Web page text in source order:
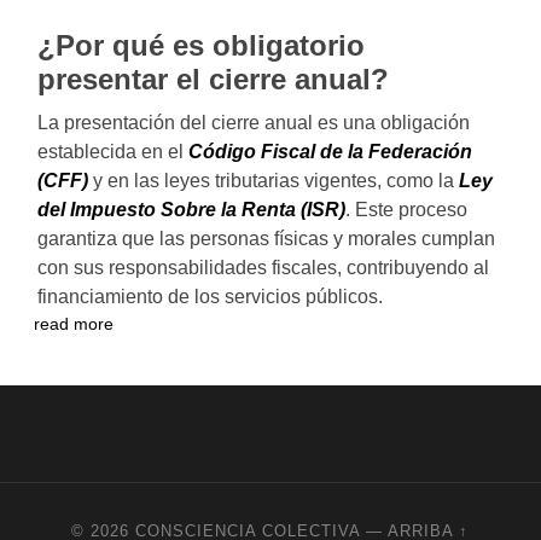
¿Por qué es obligatorio
presentar el cierre anual?
La presentación del cierre anual es una obligación
establecida en elCódigo Fiscal de la Federación
(CFF) y en las leyes tributarias vigentes, como laLey
del Impuesto Sobre la Renta (ISR). Este proceso
garantiza que las personas físicas y morales cumplan
con sus responsabilidades fiscales, contribuyendo al
financiamiento de los servicios públicos.
read more
© 2026CONSCIENCIA COLECTIVA —ARRIBA ↑